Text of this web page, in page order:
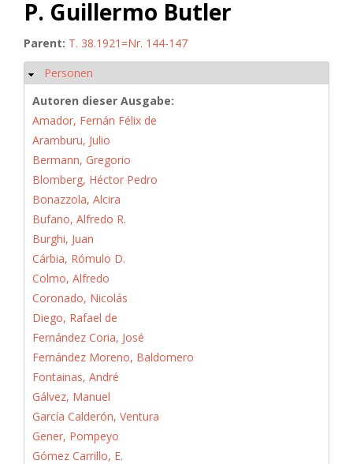
P. Guillermo Butler
Parent: T. 38.1921=Nr. 144-147
Hide
Personen
Autoren dieser Ausgabe:
Amador, Fernán Félix de
Aramburu, Julio
Bermann, Gregorio
Blomberg, Héctor Pedro
Bonazzola, Alcira
Bufano, Alfredo R.
Burghi, Juan
Cárbia, Rómulo D.
Colmo, Alfredo
Coronado, Nicolás
Diego, Rafael de
Fernández Coria, José
Fernández Moreno, Baldomero
Fontainas, André
Gálvez, Manuel
García Calderón, Ventura
Gener, Pompeyo
Gómez Carrillo, E.